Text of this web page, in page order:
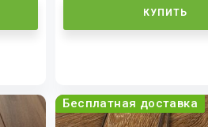
КУПИТЬ
Бесплатная доставка